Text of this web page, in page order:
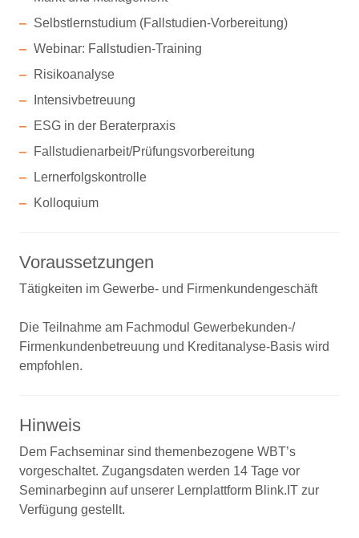
Selbstlernstudium (Fallstudien-Vorbereitung)
Webinar: Fallstudien-Training
Risikoanalyse
Intensivbetreuung
ESG in der Beraterpraxis
Fallstudienarbeit/Prüfungsvorbereitung
Lernerfolgskontrolle
Kolloquium
Voraussetzungen
Tätigkeiten im Gewerbe- und Firmenkundengeschäft
Die Teilnahme am Fachmodul Gewerbekunden-/
Firmenkundenbetreuung und Kreditanalyse-Basis wird
empfohlen.
Hinweis
Dem Fachseminar sind themenbezogene WBT’s
vorgeschaltet. Zugangsdaten werden 14 Tage vor
Seminarbeginn auf unserer Lernplattform Blink.IT zur
Verfügung gestellt.